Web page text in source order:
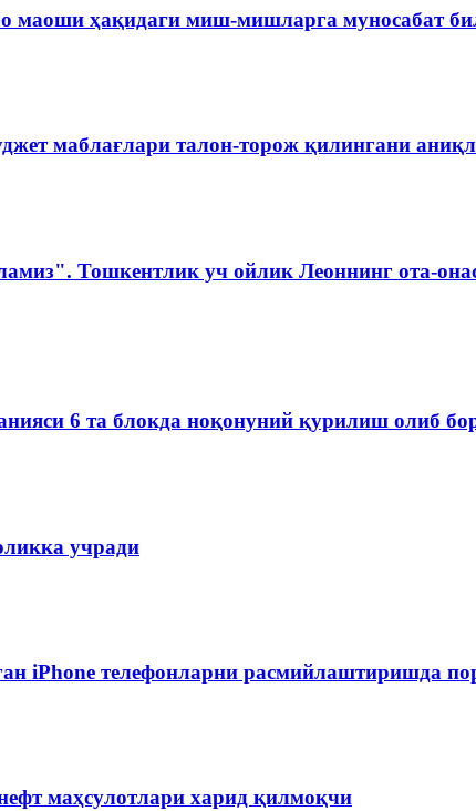
маоши ҳақидаги миш-мишларга муносабат
маблағлари талон-торож қилингани
Тошкентлик уч ойлик Леоннинг ота-
6 та блокда ноқонуний қурилиш олиб
учради
iPhone телефонларни расмийлаштиришда
маҳсулотлари харид қилмоқчи